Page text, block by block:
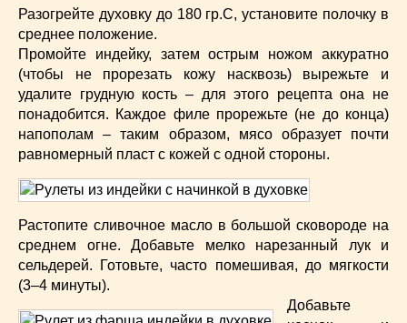
Разогрейте духовку до 180 гр.С, установите полочку в
среднее положение.
Промойте индейку, затем острым ножом аккуратно
(чтобы не прорезать кожу насквозь) вырежьте и
удалите грудную кость – для этого рецепта она не
понадобится. Каждое филе прорежьте (не до конца)
напополам – таким образом, мясо образует почти
равномерный пласт с кожей с одной стороны.
Растопите сливочное масло в большой сковороде на
среднем огне. Добавьте мелко нарезанный лук и
сельдерей. Готовьте, часто помешивая, до мягкости
(3–4 минуты).
Добавьте